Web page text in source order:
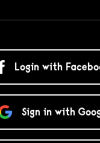
Login with
Sign in with